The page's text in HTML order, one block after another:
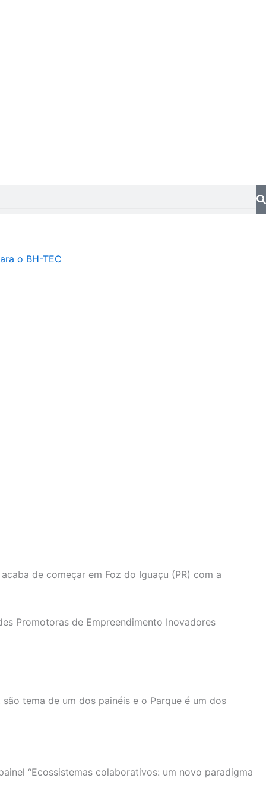
o BH-TEC
de começar em Foz do Iguaçu (PR) com a
Promotoras de Empreendimento Inovadores
tema de um dos painéis e o Parque é um dos
“Ecossistemas colaborativos: um novo paradigma